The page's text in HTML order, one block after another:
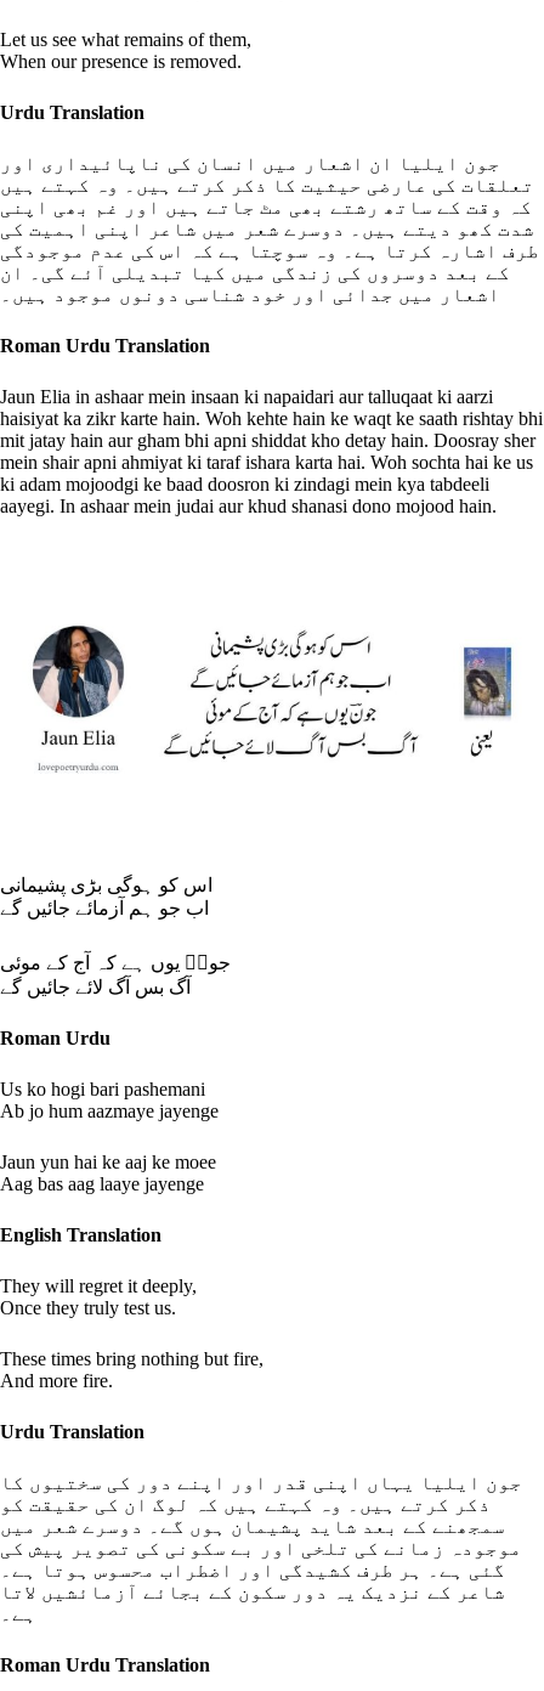
Let us see what remains of them,
When our presence is removed.
Urdu Translation
جون ایلیا ان اشعار میں انسان کی ناپائیداری اور
تعلقات کی عارضی حیثیت کا ذکر کرتے ہیں۔ وہ کہتے ہیں
کہ وقت کے ساتھ رشتے بھی مٹ جاتے ہیں اور غم بھی اپنی
شدت کھو دیتے ہیں۔ دوسرے شعر میں شاعر اپنی اہمیت کی
طرف اشارہ کرتا ہے۔ وہ سوچتا ہے کہ اس کی عدم موجودگی
کے بعد دوسروں کی زندگی میں کیا تبدیلی آئے گی۔ ان
اشعار میں جدائی اور خود شناسی دونوں موجود ہیں۔
Roman Urdu Translation
Jaun Elia in ashaar mein insaan ki napaidari aur talluqaat ki aarzi
haisiyat ka zikr karte hain. Woh kehte hain ke waqt ke saath rishtay bhi
mit jatay hain aur gham bhi apni shiddat kho detay hain. Doosray sher
mein shair apni ahmiyat ki taraf ishara karta hai. Woh sochta hai ke us
ki adam mojoodgi ke baad doosron ki zindagi mein kya tabdeeli
aayegi. In ashaar mein judai aur khud shanasi dono mojood hain.
اس کو ہوگی بڑی پشیمانی
اب جو ہم آزمائے جائیں گے
جونؔ یوں ہے کہ آج کے موئی
آگ بس آگ لائے جائیں گے
Roman Urdu
Us ko hogi bari pashemani
Ab jo hum aazmaye jayenge
Jaun yun hai ke aaj ke moee
Aag bas aag laaye jayenge
English Translation
They will regret it deeply,
Once they truly test us.
These times bring nothing but fire,
And more fire.
Urdu Translation
جون ایلیا یہاں اپنی قدر اور اپنے دور کی سختیوں کا
ذکر کرتے ہیں۔ وہ کہتے ہیں کہ لوگ ان کی حقیقت کو
سمجھنے کے بعد شاید پشیمان ہوں گے۔ دوسرے شعر میں
موجودہ زمانے کی تلخی اور بے سکونی کی تصویر پیش کی
گئی ہے۔ ہر طرف کشیدگی اور اضطراب محسوس ہوتا ہے۔
شاعر کے نزدیک یہ دور سکون کے بجائے آزمائشیں لاتا
ہے۔
Roman Urdu Translation